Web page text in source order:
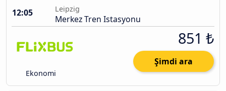
12:05
Leipzig
Merkez Tren Istasyonu
Ekonomi
851 ₺
Şimdi ara